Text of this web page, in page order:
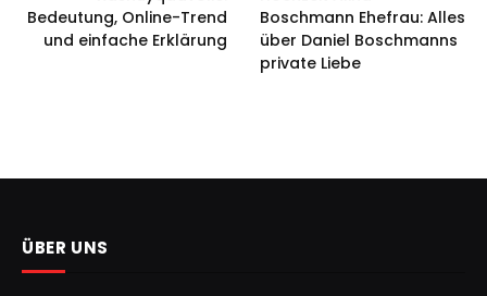
Bedeutung, Online-Trend
und einfache Erklärung
Boschmann Ehefrau: Alles
über Daniel Boschmanns
private Liebe
ÜBER UNS